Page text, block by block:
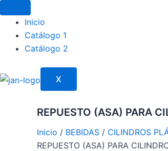
Inicio
Catálogo 1
Catálogo 2
X
REPUESTO (ASA) PARA
Inicio / BEBIDAS / CILINDROS
REPUESTO (ASA) PARA